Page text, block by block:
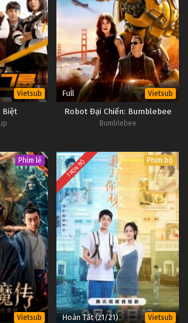
Vietsub
Biệt
Full Vietsub
Robot Đại Chiến: Bumblebee
Bumblebee
Phim lẻ
Vietsub
TRỌN BỘ Phim bộ
Hoàn Tất (21/21) Vietsub